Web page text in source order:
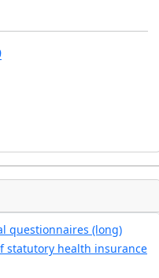
questionnaires (long)
statutory health insurance